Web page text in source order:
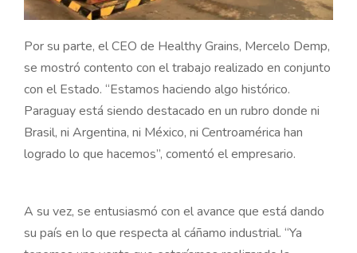
Por su parte, el CEO de Healthy Grains, Mercelo Demp,
se mostró contento con el trabajo realizado en conjunto
con el Estado. “Estamos haciendo algo histórico.
Paraguay está siendo destacado en un rubro donde ni
Brasil, ni Argentina, ni México, ni Centroamérica han
logrado lo que hacemos”, comentó el empresario.
A su vez, se entusiasmó con el avance que está dando
su país en lo que respecta al cáñamo industrial. “Ya